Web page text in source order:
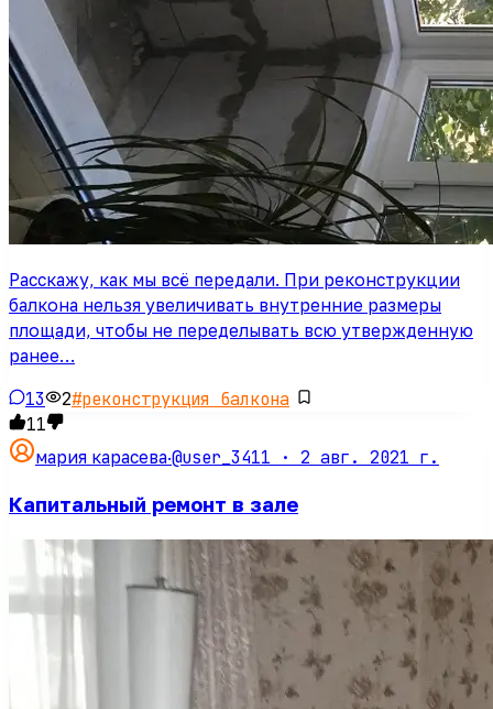
Расскажу, как мы всё передали. При реконструкции
балкона нельзя увеличивать внутренние размеры
площади, чтобы не переделывать всю утвержденную
ранее…
13 2#реконструкция балкона
11
мария карасева·@user_3411 · 2 авг. 2021 г.
Капитальный ремонт в зале